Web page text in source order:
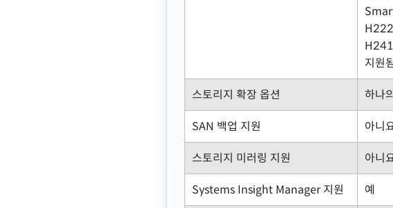
지원
스토리지 확장 옵션 하나
SAN 백업 지원 아니
스토리지 미러링 지원 아니
Systems Insight Manager 지원 예